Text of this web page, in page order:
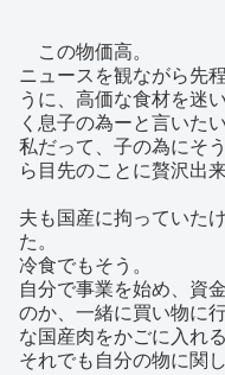
この物価高。
ニュースを観ながら先
うに、高価な食材を迷
く息子の為ーと言いたい
私だって、子の為にそ
ら目先のことに贅沢出来
夫も国産に拘っていた
た。
冷食でもそう。
自分で事業を始め、資
のか、一緒に買い物に
な国産肉をかごに入れ
それでも自分の物に関